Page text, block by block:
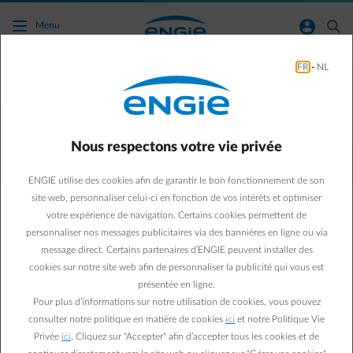
Accéder au contenu principal
Menu normal-account-circle search
Qu'est ce que la fin de la Drive App signifie
application unique : la Smart App.
Si vous utilisiez l'application Drive pour votre véhicule électrique, il
vous suffit maintenant de télécharger la Smart App, si ce n'est pas
déjà fait.
Nous avons transféré vos données de recharge de l'application
Drive vers la Smart App. Aucune mise à jour ni action de votre part
n'est nécessaire, vos données seront accessibles dès le 2 juin.
Pour toute nouvelle question, inutile d'envoyer un mail, vous
pouvez directement poser vos questions sur la recharge de votre
FR - NL
Nous respectons votre vie privée
ENGIE utilise des cookies afin de garantir le bon fonctionnement de son
site web, personnaliser celui-ci en fonction de vos intérêts et optimiser
votre expérience de navigation. Certains cookies permettent de
personnaliser nos messages publicitaires via des bannières en ligne ou via
message direct. Certains partenaires d’ENGIE peuvent installer des
cookies sur notre site web afin de personnaliser la publicité qui vous est
présentée en ligne.
Pour plus d’informations sur notre utilisation de cookies, vous pouvez
consulter notre politique en matière de cookies ici et notre Politique Vie
Privée ici . Cliquez sur "Accepter" afin d’accepter tous les cookies et de